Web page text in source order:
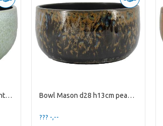
Bowl Mason d28 h13cm mintgreen Bowl Mason d28 h13cm peacock blue
??? -,--